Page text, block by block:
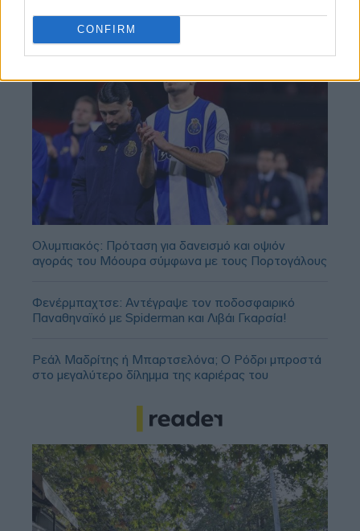
CONFIRM
Ολυμπιακός: Πρόταση για δανεισμό και οψιόν
αγοράς του Μόουρα σύμφωνα με τους Πορτογάλους
Φενέρμπαχτσε: Αντέγραψε τον ποδοσφαιρικό
Παναθηναϊκό με Spiderman και Λιβάι Γκαρσία!
Ρεάλ Μαδρίτης ή Μπαρτσελόνα; Ο Ρόδρι μπροστά
στο μεγαλύτερο δίλημμα της καριέρας του